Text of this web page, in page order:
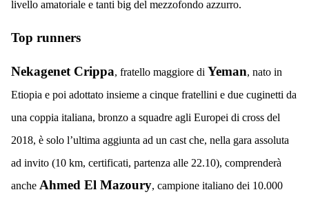
livello amatoriale e tanti big del mezzofondo azzurro.
Top runners
Nekagenet Crippa, fratello maggiore di Yeman, nato in
Etiopia e poi adottato insieme a cinque fratellini e due cuginetti da
una coppia italiana, bronzo a squadre agli Europei di cross del
2018, è solo l’ultima aggiunta ad un cast che, nella gara assoluta
ad invito (10 km, certificati, partenza alle 22.10), comprenderà
anche Ahmed El Mazoury, campione italiano dei 10.000